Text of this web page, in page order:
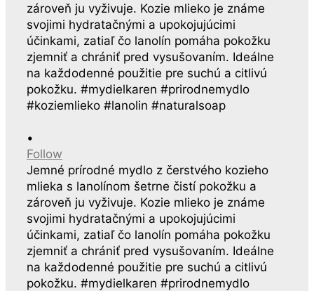
•
Follow
Jemné prírodné mydlo z čerstvého kozieho
mlieka s lanolínom šetrne čistí pokožku a
zároveň ju vyživuje. Kozie mlieko je známe
svojimi hydratačnými a upokojujúcimi
účinkami, zatiaľ čo lanolín pomáha pokožku
zjemniť a chrániť pred vysušovaním. Ideálne
na každodenné použitie pre suchú a citlivú
pokožku. #mydielkaren #prirodnemydlo